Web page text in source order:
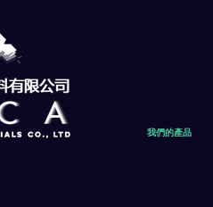
我們的產品